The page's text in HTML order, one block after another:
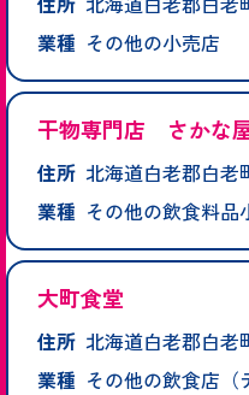
業種 その他の小売店
干物専門店 さかな
住所 北海道白老郡白老
業種 その他の飲食料品
大町食堂
住所 北海道白老郡白老
業種 その他の飲食店（